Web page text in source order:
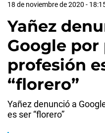
18 de noviembre de 2020 -
Yañez
Google por
profesión
“florero”
Yañez denunció a
es ser “florero”